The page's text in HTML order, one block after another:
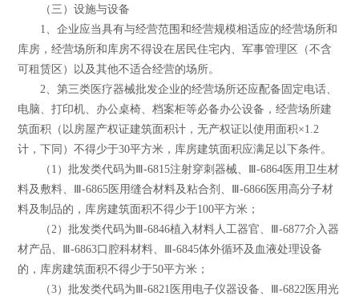
（三）设施与设备
1、企业应当具有与经营范围和经营规模相适应的经营场所和
库房，经营场所和库房不得设在居民住宅内、军事管理区（不含
可租赁区）以及其他不适合经营的场所。
2、第三类医疗器械批发企业的经营场所还应配备固定电话、
电脑、打印机、办公桌椅、档案柜等必备办公设备，经营场所建
筑面积（以房屋产权证建筑面积计，无产权证以使用面积×1.2
计，下同）不得少于30平方米，库房建筑面积应满足以下条件。
（1）批发类代码为Ⅲ-6815注射穿刺器械、Ⅲ-6864医用卫生材
料及敷料、Ⅲ-6865医用缝合材料及粘合剂、Ⅲ-6866医用高分子材
料及制品的，库房建筑面积不得少于100平方米；
（2）批发类代码为Ⅲ-6846植入材料人工器官、Ⅲ-6877介入器
材产品、Ⅲ-6863口腔科材料、Ⅲ-6845体外循环及血液处理设备
的，库房建筑面积不得少于50平方米；
（3）批发类代码为Ⅲ-6821医用电子仪器设备、Ⅲ-6822医用光